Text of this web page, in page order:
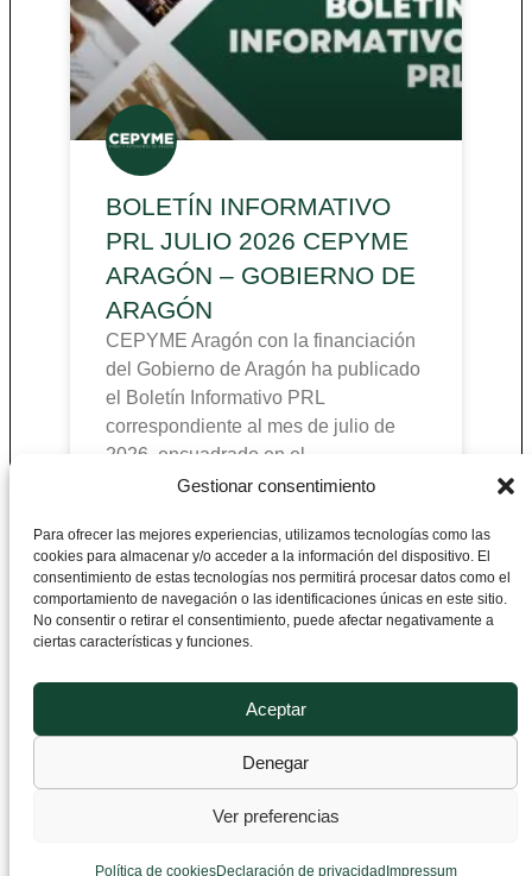
Gestionar consentimiento
Para ofrecer las mejores experiencias, utilizamos tecnologías como las
cookies para almacenar y/o acceder a la información del dispositivo. El
consentimiento de estas tecnologías nos permitirá procesar datos como el
comportamiento de navegación o las identificaciones únicas en este sitio.
No consentir o retirar el consentimiento, puede afectar negativamente a
ciertas características y funciones.
Aceptar
Denegar
Ver preferencias
Política de cookiesDeclaración de privacidad Impressum
BOLETÍN INFORMATIVO
PRL JULIO 2026 CEPYME
ARAGÓN – GOBIERNO DE
ARAGÓN
CEPYME Aragón con la financiación
del Gobierno de Aragón ha publicado
el Boletín Informativo PRL
correspondiente al mes de julio de
2026, encuadrado en el
CEPYME Aragón
Departamento de Prevención de Riesgos
Plaza de Roma F-1, 2ª Planta 50010
Zaragoza, España
+34 976 76 60 60